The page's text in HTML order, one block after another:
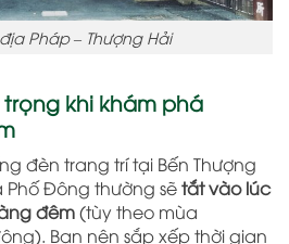
Pháp – Thượng Hải
khi khám phá
đèn trang trí tại Bến Thượng
Đông thường sẽtắt vào lúc
đêm(tùy theo mùa
Bạn nên sắp xếp thời gian